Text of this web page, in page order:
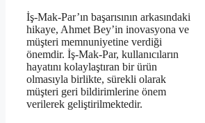
İş-Mak-Par’ın başarısının arkasındaki
hikaye, Ahmet Bey’in inovasyona ve
müşteri memnuniyetine verdiği
önemdir. İş-Mak-Par, kullanıcıların
hayatını kolaylaştıran bir ürün
olmasıyla birlikte, sürekli olarak
müşteri geri bildirimlerine önem
verilerek geliştirilmektedir.